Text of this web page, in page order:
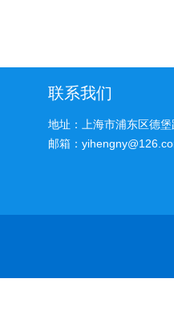
联系我们
地址：上海市浦东区德
邮箱：